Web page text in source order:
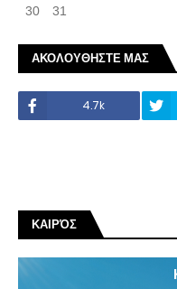
30
31
ΑΚΟΛΟΥΘΗΣΤΕ ΜΑΣ
4.7k
ΚΑΙΡΌΣ